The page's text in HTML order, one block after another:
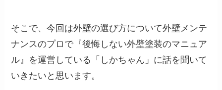
そこで、今回は外壁の選び方について外壁メンテ
ナンスのプロで『後悔しない外壁塗装のマニュア
ル』を運営している「しかちゃん」に話を聞いて
いきたいと思います。